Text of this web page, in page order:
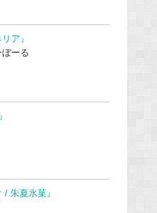
ア』
ーる
/ 朱夏氷菓』